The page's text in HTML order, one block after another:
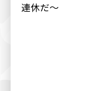
連休だ〜